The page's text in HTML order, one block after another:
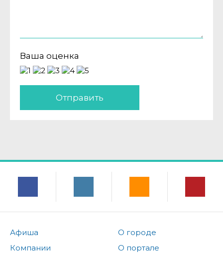
Ваша оценка
Отправить
Афиша
Компании
О городе
О портале